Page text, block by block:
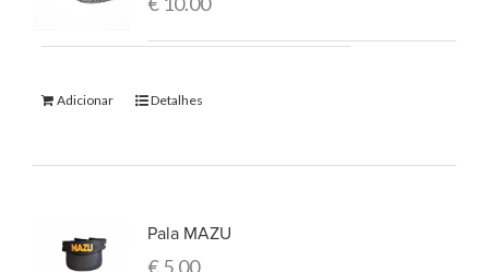
Adicionar Detalhes
Pala MAZU
€5.00